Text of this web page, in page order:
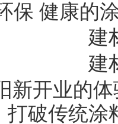
保 健康的
新开业的
打破传统